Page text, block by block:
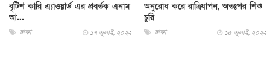
বৃটিশ কারি এ্যাওয়ার্ড এর প্রবর্তক এনাম
আ...
ঢাকা ১৭ জুলাই, ২০২২
অনুরোধ করে রাত্রিযাপন, অতঃপর শিশু
চুরি
ঢাকা ১৫ জুলাই, ২০২২